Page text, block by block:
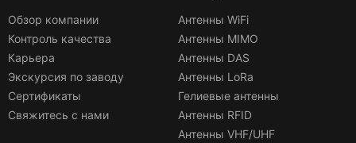
Обзор компании
Контроль качества
Карьера
Экскурсия по заводу
Сертификаты
Свяжитесь с нами
Антенны WiFi
Антенны MIMO
Антенны DAS
Антенны LoRa
Гелиевые антенны
Антенны RFID
Антенны VHF/UHF